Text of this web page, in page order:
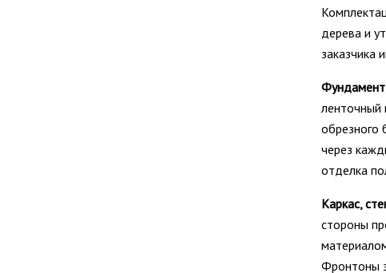
дерева и
заказчика
ленточный
обрезного
через
отделка
Каркас,
стороны
Фронтоны